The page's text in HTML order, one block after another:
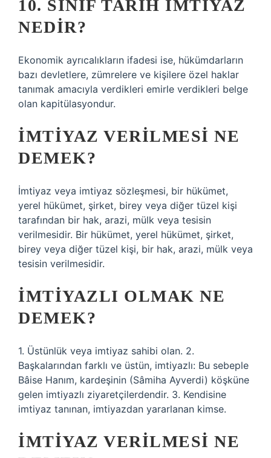
10. SINIF TARIH IMTIYAZ
NEDIR?
Ekonomik ayrıcalıkların ifadesi ise, hükümdarların
bazı devletlere, zümrelere ve kişilere özel haklar
tanımak amacıyla verdikleri emirle verdikleri belge
olan kapitülasyondur.
İMTIYAZ VERILMESI NE
DEMEK?
İmtiyaz veya imtiyaz sözleşmesi, bir hükümet,
yerel hükümet, şirket, birey veya diğer tüzel kişi
tarafından bir hak, arazi, mülk veya tesisin
verilmesidir. Bir hükümet, yerel hükümet, şirket,
birey veya diğer tüzel kişi, bir hak, arazi, mülk veya
tesisin verilmesidir.
İMTIYAZLI OLMAK NE
DEMEK?
1. Üstünlük veya imtiyaz sahibi olan. 2.
Başkalarından farklı ve üstün, imtiyazlı: Bu sebeple
Bâise Hanım, kardeşinin (Sâmiha Ayverdi) köşküne
gelen imtiyazlı ziyaretçilerdendir. 3. Kendisine
imtiyaz tanınan, imtiyazdan yararlanan kimse.
İMTIYAZ VERILMESI NE